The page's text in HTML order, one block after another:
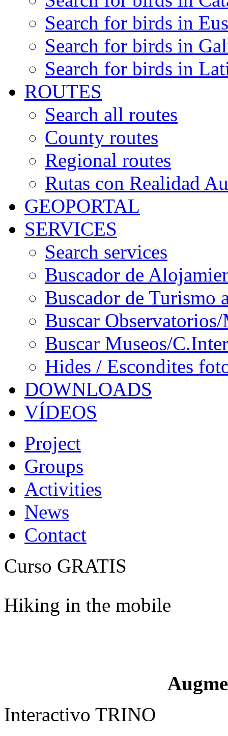
Search for birds in
Search for birds in
Search for birds in
ROUTES
Search all routes
County routes
Regional routes
Rutas con Realidad
GEOPORTAL
SERVICES
Search services
Buscador de
Buscador de Turismo
Buscar
Buscar Museos/
Hides / Escondites
DOWNLOADS
VÍDEOS
Project
Groups
Activities
News
Contact
Curso GRATIS
Hiking in the mobile
Interactivo TRINO